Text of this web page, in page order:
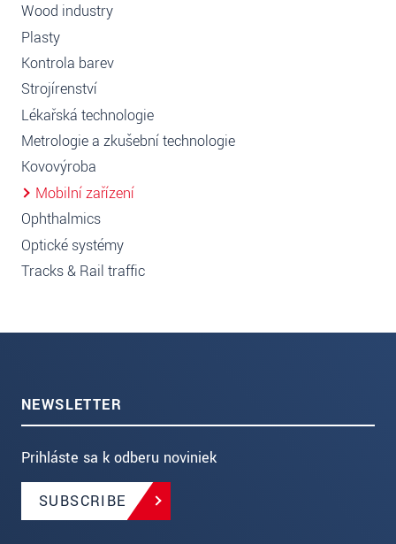
Wood industry
Plasty
Kontrola barev
Strojírenství
Lékařská technologie
Metrologie a zkušební technologie
Kovovýroba
Mobilní zařízení
Ophthalmics
Optické systémy
Tracks & Rail traffic
NEWSLETTER
Prihláste sa k odberu noviniek
SUBSCRIBE